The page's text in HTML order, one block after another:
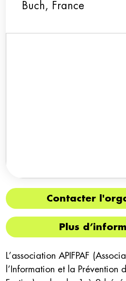
L’association APIFPAF
l’Information et la Prévention
Buch, France
Contacter
Plus